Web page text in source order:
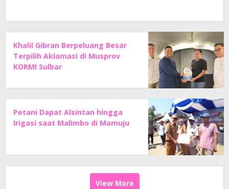
Khalil Gibran Berpeluang Besar
Terpilih Aklamasi di Musprov
KORMI Sulbar
Petani Dapat Alsintan hingga
Irigasi saat Malimbo di Mamuju
View More